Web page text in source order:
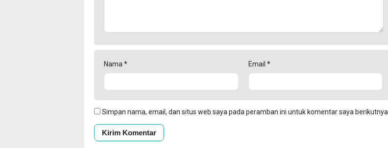
Nama * Email *
Simpan nama, email, dan situs web saya pada peramban ini untuk komentar saya berikutnya.